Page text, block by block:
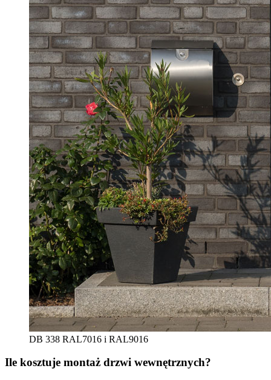
DB 338 RAL7016 i RAL9016
Ile kosztuje montaż drzwi wewnętrznych?